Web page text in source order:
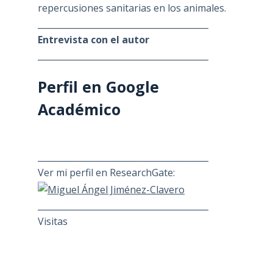
repercusiones sanitarias en los animales.
Entrevista con el autor
Perfil en Google
Académico
Ver mi perfil en ResearchGate:
Visitas